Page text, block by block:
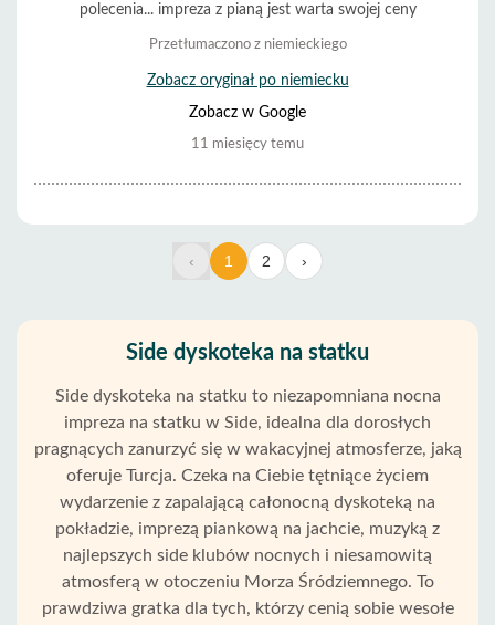
polecenia... impreza z pianą jest warta swojej ceny
Przetłumaczono z niemieckiego
Zobacz oryginał po niemiecku
Zobacz w Google
11 miesięcy temu
‹ 1 2 ›
Side dyskoteka na statku
Side dyskoteka na statku to niezapomniana nocna
impreza na statku w Side, idealna dla dorosłych
pragnących zanurzyć się w wakacyjnej atmosferze, jaką
oferuje Turcja. Czeka na Ciebie tętniące życiem
wydarzenie z zapalającą całonocną dyskoteką na
pokładzie, imprezą piankową na jachcie, muzyką z
najlepszych side klubów nocnych i niesamowitą
atmosferą w otoczeniu Morza Śródziemnego. To
prawdziwa gratka dla tych, którzy cenią sobie wesołe